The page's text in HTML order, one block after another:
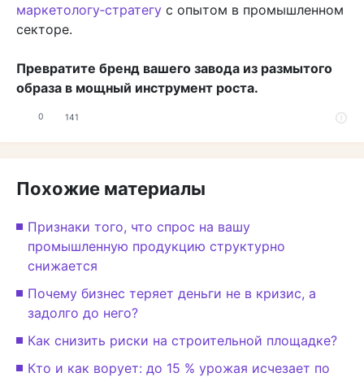
маркетологу‑стратегу с опытом в промышленном
секторе.
Превратите бренд вашего завода из размытого
образа в мощный инструмент роста.
0 141
Похожие материалы
Признаки того, что спрос на вашу
промышленную продукцию структурно
снижается
Почему бизнес теряет деньги не в кризис, а
задолго до него?
Как снизить риски на строительной площадке?
Кто и как ворует: до 15 % урожая исчезает по